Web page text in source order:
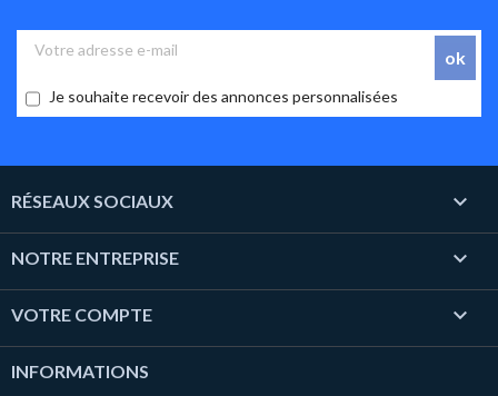
Je souhaite recevoir des annonces personnalisées
RÉSEAUX SOCIAUX 
NOTRE ENTREPRISE 
VOTRE COMPTE 
INFORMATIONS